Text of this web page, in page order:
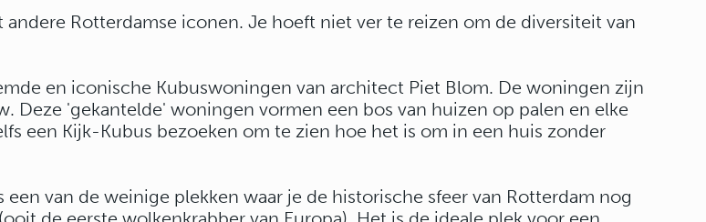
Rotterdamse iconen. Je hoeft niet ver te reizen om de diversiteit van
en iconische Kubuswoningen van architect Piet Blom. De woningen zijn
Deze 'gekantelde' woningen vormen een bos van huizen op palen en elke
een Kijk-Kubus bezoeken om te zien hoe het is om in een huis zonder
van de weinige plekken waar je de historische sfeer van Rotterdam nog